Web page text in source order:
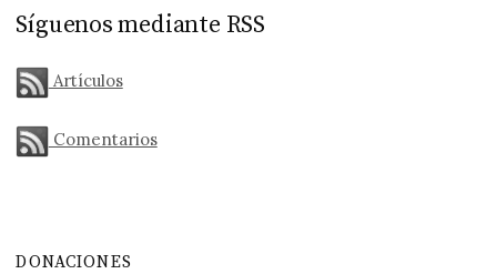
Síguenos mediante RSS
Artículos
Comentarios
DONACIONES